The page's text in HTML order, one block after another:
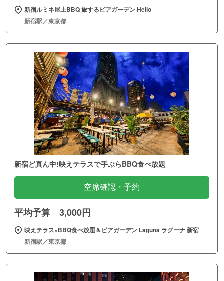
新宿ルミネ屋上BBQ 旅するビアガーデン Hello
新宿駅／東京都
新宿ど真ん中!映えテラスで手ぶらBBQ食べ放題
空席確認・予約
平均予算 3,000円
映えテラス×BBQ食べ放題＆ビアガーデン Laguna ラグーナ 新宿
新宿駅／東京都